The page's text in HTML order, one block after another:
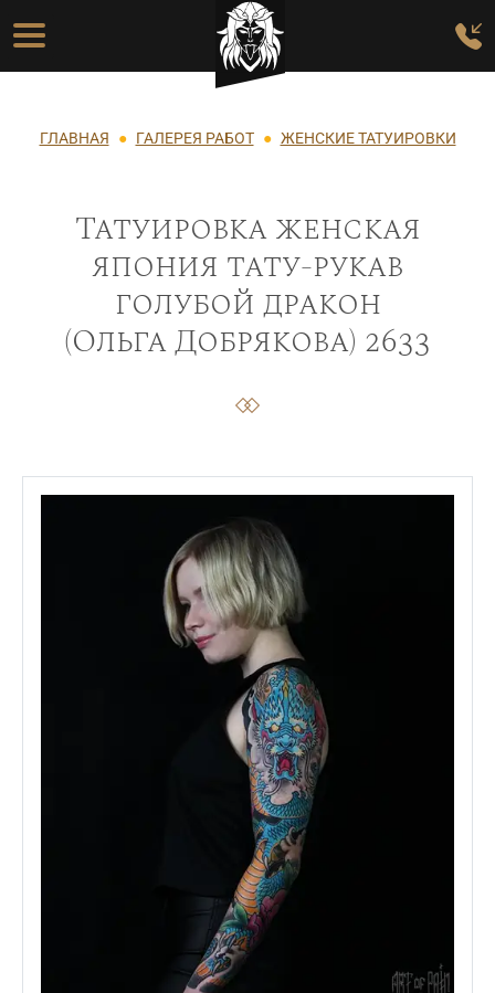
Перейти к основному содержанию
Основная навигация
Строка навигации
ГЛАВНАЯ ГАЛЕРЕЯ РАБОТ ЖЕНСКИЕ ТАТУИРОВКИ
Татуировка женская
япония тату-рукав
голубой дракон
(Ольга Добрякова) 2633